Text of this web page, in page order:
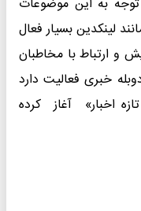
لینکدین بسیار فعال
و ارتباط با مخاطبان
خبری فعالیت دارد
اخبار» آغاز کرده